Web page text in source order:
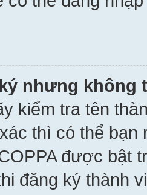
nhưng không
kiểm tra tên
thì có thể
được bật
đăng ký thành